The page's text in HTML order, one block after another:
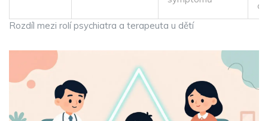
Rozdíl mezi rolí psychiatra a terapeuta u dětí